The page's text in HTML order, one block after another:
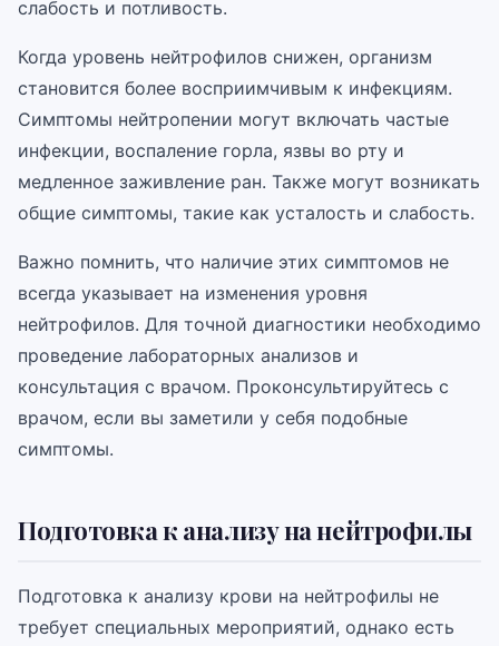
слабость и потливость.
Когда уровень нейтрофилов снижен, организм
становится более восприимчивым к инфекциям.
Симптомы нейтропении могут включать частые
инфекции, воспаление горла, язвы во рту и
медленное заживление ран. Также могут возникать
общие симптомы, такие как усталость и слабость.
Важно помнить, что наличие этих симптомов не
всегда указывает на изменения уровня
нейтрофилов. Для точной диагностики необходимо
проведение лабораторных анализов и
консультация с врачом. Проконсультируйтесь с
врачом, если вы заметили у себя подобные
симптомы.
Подготовка к анализу на нейтрофилы
Подготовка к анализу крови на нейтрофилы не
требует специальных мероприятий, однако есть